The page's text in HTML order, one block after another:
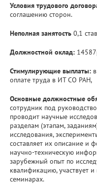
Условия трудового
соглашению сторон.
Неполная занятость 0,1
Должностной оклад:
Стимулирующие выплаты:
оплате труда в ИТ СО РАН,
Основные должностные
сотрудник под
проводит научные
разделам (этапам,
исследования,
составляет их описание и
научно-техническую
зарубежный опыт по
квалификацию, участвует
семинарах.